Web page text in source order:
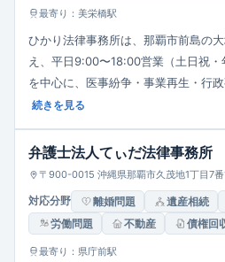
最寄り：美栄橋駅
ひかり法律事務所は、那覇市前島の
え、平日9:00〜18:00営業（土日祝
を中心に、医事紛争・事業再生・行
を取り扱っています。顧客に寄り添
政幹弁護士が加入し体制を拡充。ア
た法的支援を提供しています。
続きを見る
弁護士法人てぃだ法律事務所
〒900-0015 沖縄県那覇市久茂地1丁目7
対応分野 離婚問題 遺産相続
労働問題
不動産 債権回
最寄り：県庁前駅